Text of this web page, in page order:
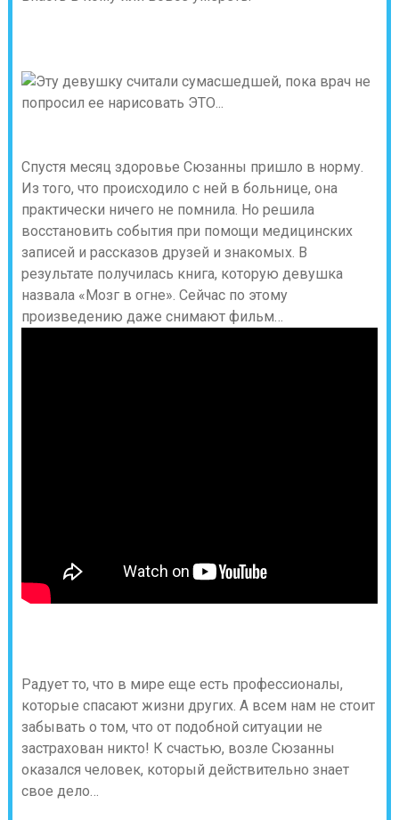
Спустя месяц здоровье Сюзанны пришло в норму.
Из того, что происходило с ней в больнице, она
практически ничего не помнила. Но решила
восстановить события при помощи медицинских
записей и рассказов друзей и знакомых. В
результате получилась книга, которую девушка
назвала «Мозг в огне». Сейчас по этому
произведению даже снимают фильм…
Радует то, что в мире еще есть профессионалы,
которые спасают жизни других. А всем нам не стоит
забывать о том, что от подобной ситуации не
застрахован никто! К счастью, возле Сюзанны
оказался человек, который действительно знает
свое дело…